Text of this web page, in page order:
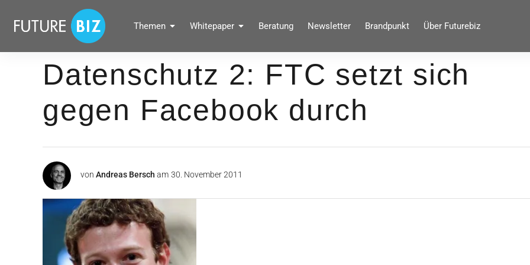
überspringen
FUTUREBIZ
Social Media Marketing Blog für Unternehmen by BRANDPUNKT
Themen Whitepaper Beratung Newsletter Brandpunkt Über Futurebiz
Datenschutz 2: FTC setzt sich
gegen Facebook durch
von Andreas Bersch am 30. November 2011